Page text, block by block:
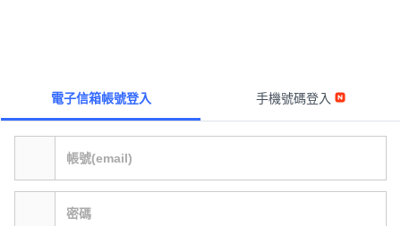
電子信箱帳號登入 手機號碼登入